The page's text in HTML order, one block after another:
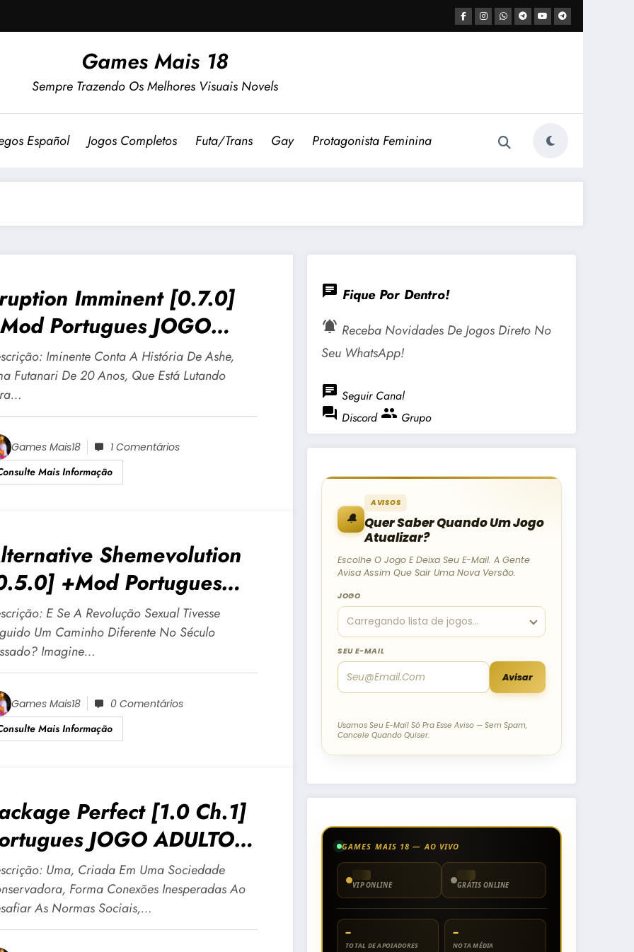
Games Mais 18
Sempre Trazendo Os Melhores Visuais Novels
Español Jogos Completos Futa/Trans Gay Protagonista Feminina
Imminent [0.7.0]
Portugues JOGO
+18 Para Android E
Iminente Conta A História De Ashe,
Futanari De 20 Anos, Que Está Lutando
Games Mais18
1 Comentários
Mais Informação
Shemevolution
+Mod Portugues
ADULTO +18 Para
E PC
E Se A Revolução Sexual Tivesse
Um Caminho Diferente No Século
Imagine…
Games Mais18
0 Comentários
Mais Informação
Perfect [1.0 Ch.1]
JOGO ADULTO
Para Android E PC
Uma, Criada Em Uma Sociedade
Forma Conexões Inesperadas Ao
As Normas Sociais,…
chat Fique Por Dentro!
notifications_active Receba Novidades De Jogos Direto No
Seu WhatsApp!
chat Seguir Canal
forum Discord group Grupo
🔔
AVISOS
Quer Saber Quando Um Jogo
Atualizar?
Escolhe O Jogo E Deixa Seu E-Mail. A Gente
Avisa Assim Que Sair Uma Nova Versão.
JOGO
SEU E-MAIL
Avisar
Usamos Seu E-Mail Só Pra Esse Aviso — Sem Spam,
Cancele Quando Quiser.
GAMES MAIS 18 — AO VIVO
VIP ONLINE GRÁTIS ONLINE
–
TOTAL DE APOIADORES
–
NOTA MÉDIA